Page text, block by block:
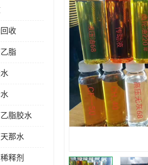
收
脂
脂胶水
那水
释剂